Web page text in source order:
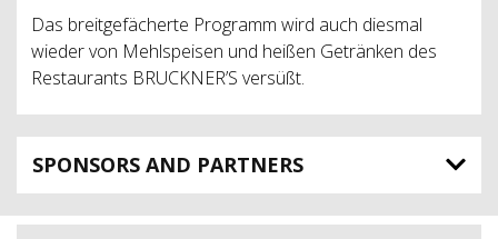
Das breitgefächerte Programm wird auch diesmal
wieder von Mehlspeisen und heißen Getränken des
Restaurants BRUCKNER’S versüßt.
SPONSORS AND PARTNERS